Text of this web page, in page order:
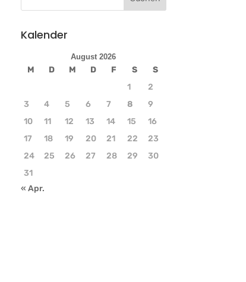
Kalender
August 2026
M D M D F S
S
1
2
3
4 5 6 7 8
9
10
11 12 13 14 15
16
17
18 19 20 21 22
23
24
25 26 27 28 29
30
31
« Apr.